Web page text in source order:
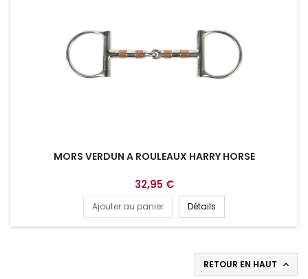
MORS VERDUN A ROULEAUX HARRY HORSE
32,95 €
Ajouter au panier Détails
RETOUR EN HAUT 